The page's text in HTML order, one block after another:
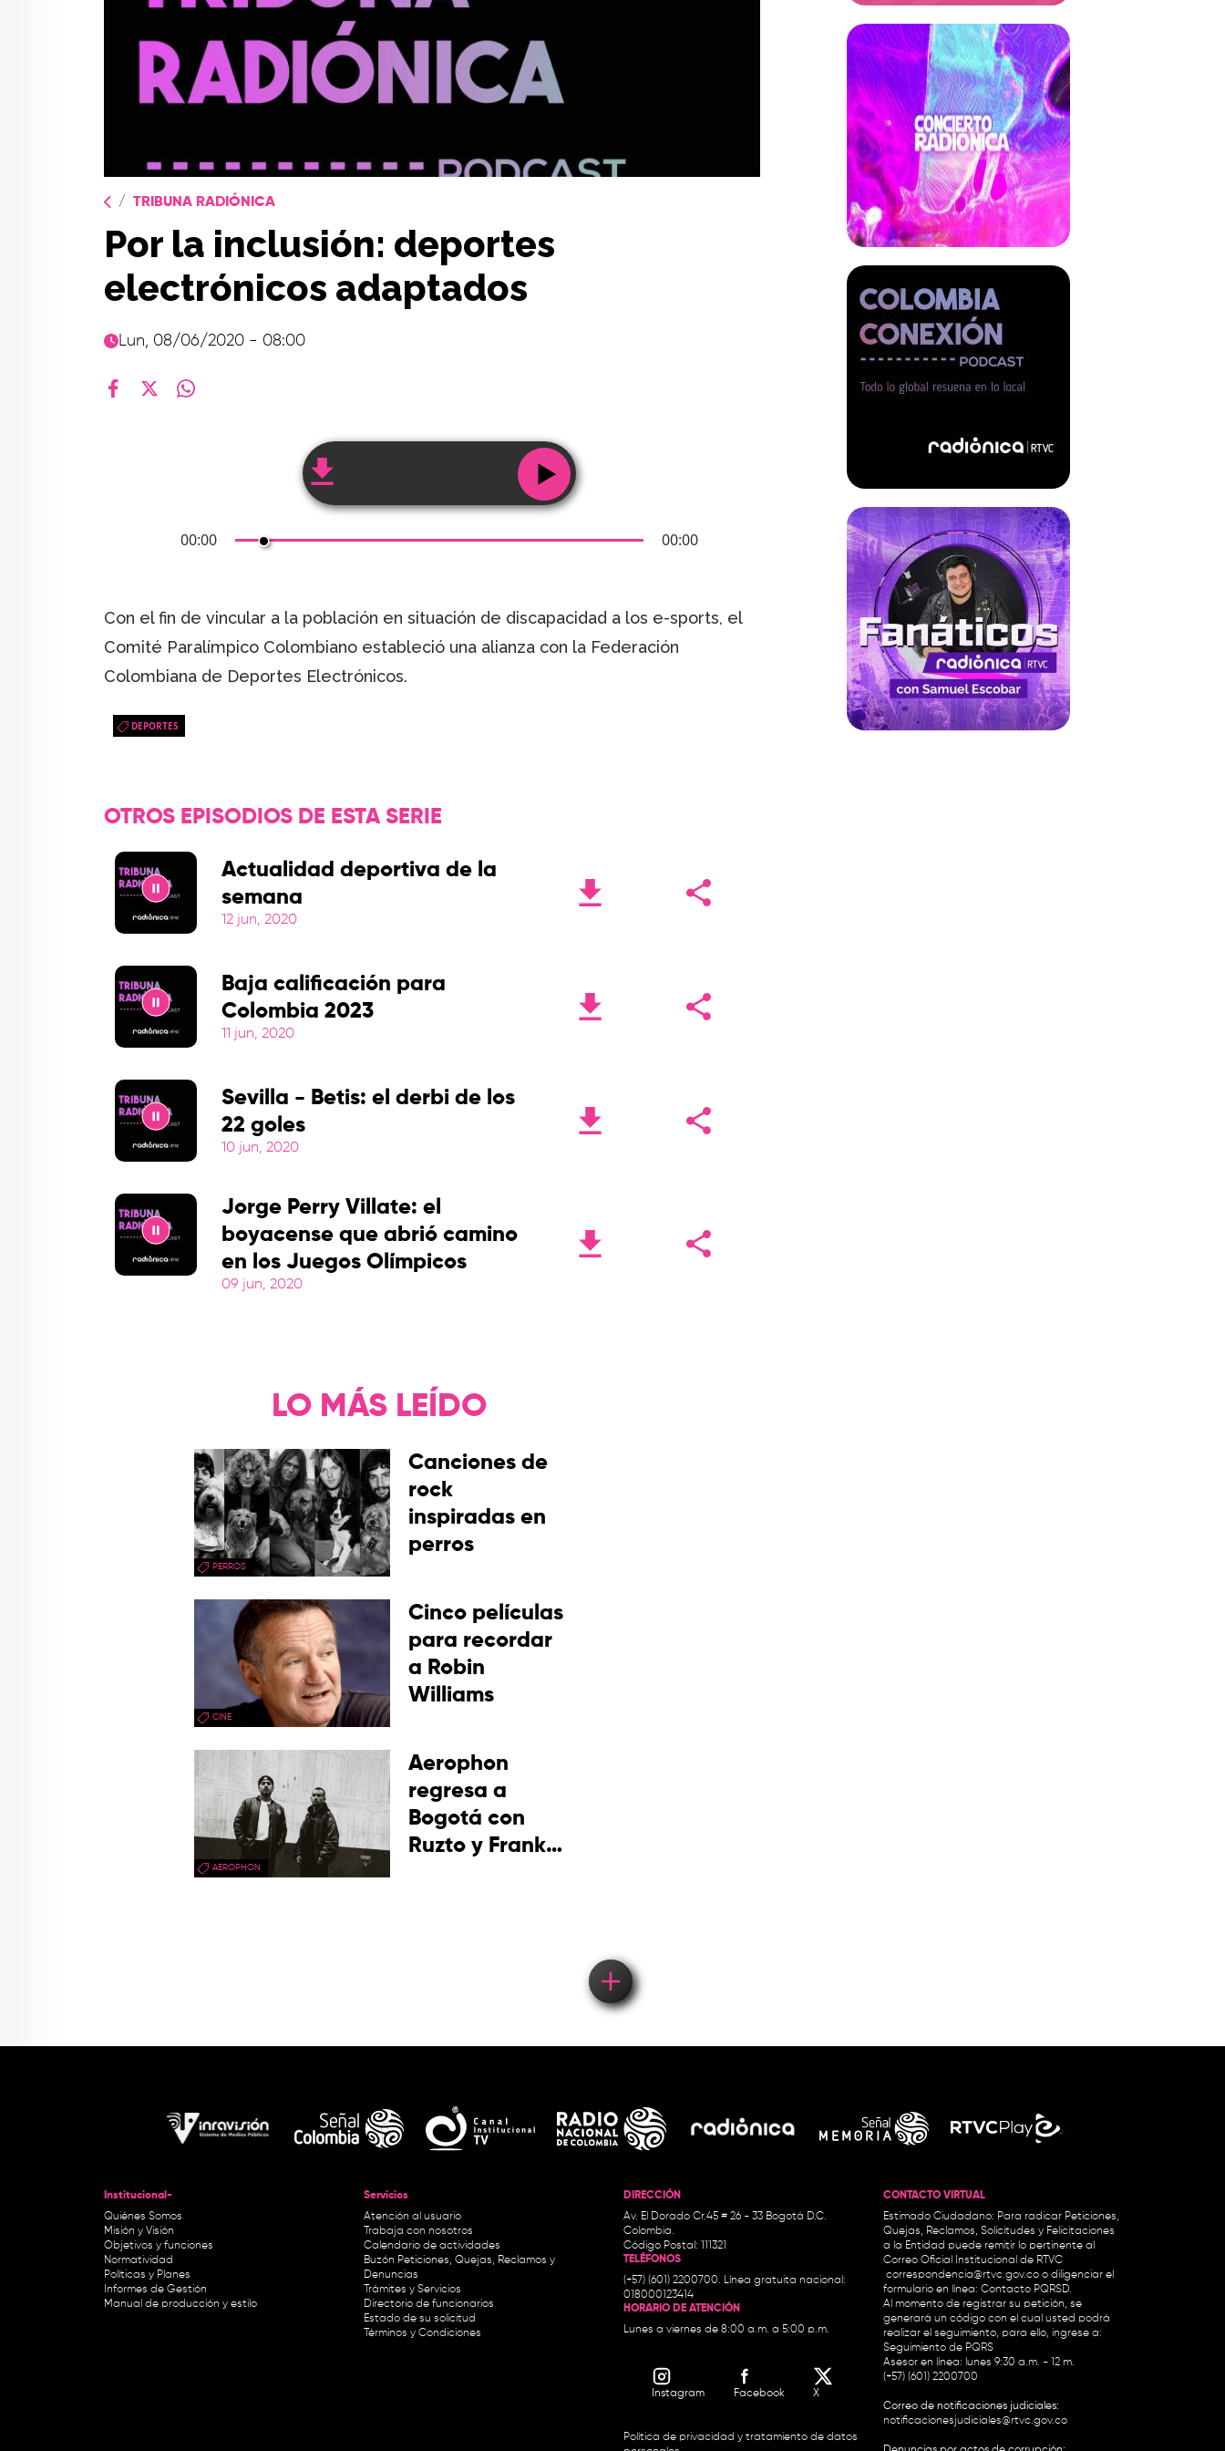
TRIBUNA RADIÓNICA
Por la inclusión: deportes
electrónicos adaptados
Lun, 08/06/2020 - 08:00
00:00 00:00
Con el fin de vincular a la población en situación de discapacidad a los e-sports, el
Comité Paralímpico Colombiano estableció una alianza con la Federación
Colombiana de Deportes Electrónicos.
DEPORTES
OTROS EPISODIOS DE ESTA SERIE
Play
Actualidad deportiva de la
semana
12 jun, 2020
Play
Baja calificación para
Colombia 2023
11 jun, 2020
Play
Sevilla - Betis: el derbi de los
22 goles
10 jun, 2020
Play
Jorge Perry Villate: el
boyacense que abrió camino
en los Juegos Olímpicos
09 jun, 2020
LO MÁS LEÍDO
PERROS
Canciones de
rock
inspiradas en
perros
CINE
Cinco películas
para recordar
a Robin
Williams
AEROPHON
Aerophon
regresa a
Bogotá con
Ruzto y Frank
Institucional-
Quiénes Somos
Misión y Visión
Objetivos y funciones
Normatividad
Políticas y Planes
Informes de Gestión
Manual de producción y estilo
Servicios
Atención al usuario
Trabaja con nosotros
Calendario de actividades
Buzón Peticiones, Quejas, Reclamos y
Denuncias
Trámites y Servicios
Directorio de funcionarios
Estado de su solicitud
Términos y Condiciones
DIRECCIÓN
Av. El Dorado Cr.45 # 26 - 33 Bogotá D.C.
Colombia.
Código Postal: 111321
TELÉFONOS
(+57) (601) 2200700. Línea gratuita nacional:
018000123414
HORARIO DE ATENCIÓN
Lunes a viernes de 8:00 a.m. a 5:00 p.m.
Instagram Facebook X
Política de privacidad y tratamiento de datos
CONTACTO VIRTUAL
Estimado Ciudadano: Para radicar Peticiones,
Quejas, Reclamos, Solicitudes y Felicitaciones
a la Entidad puede remitir lo pertinente al
Correo Oficial Institucional de RTVC
correspondencia@rtvc.gov.co o diligenciar el
formulario en línea: Contacto PQRSD.
Al momento de registrar su petición, se
generará un código con el cual usted podrá
realizar el seguimiento, para ello, ingrese a:
Seguimiento de PQRS
Asesor en línea: lunes 9:30 a.m. - 12 m.
(+57) (601) 2200700
Correo de notificaciones judiciales:
notificacionesjudiciales@rtvc.gov.co